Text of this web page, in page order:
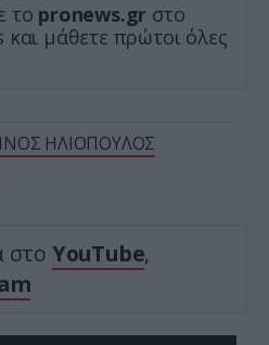
το pronews.gr στο
μάθετε πρώτοι όλες
ΗΛΙΟΠΟΥΛΟΣ
στο YouTube,